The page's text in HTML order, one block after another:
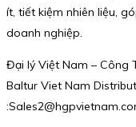
ít, tiết kiệm nhiên liệu,
doanh nghiệp.
Đại lý Việt Nam – Công
Baltur Viet Nam